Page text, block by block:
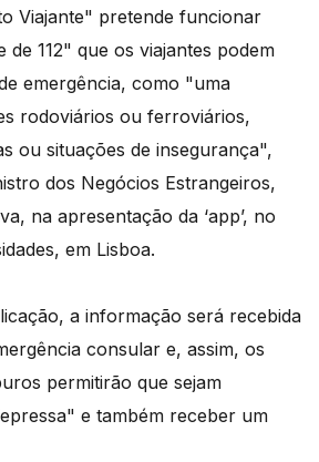
Viajante" pretende funcionar
de 112" que os viajantes podem
emergência, como "uma
rodoviários ou ferroviários,
ou situações de insegurança",
dos Negócios Estrangeiros,
na apresentação da ‘app’, no
em Lisboa.
a informação será recebida
consular e, assim, os
permitirão que sejam
e também receber um